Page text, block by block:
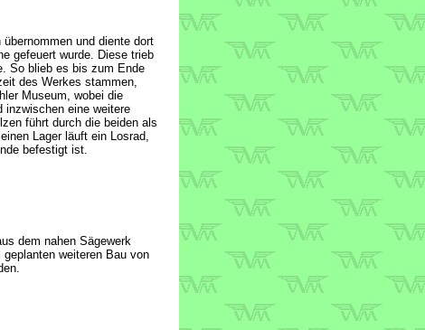
und diente dort
gefeuert wurde. Diese trieb
So blieb es bis zum Ende
des Werkes stammen,
Museum, wobei die
inzwischen eine weitere
führt durch die beiden als
Lager läuft ein Losrad,
befestigt ist.
dem nahen Sägewerk
weiteren Bau von